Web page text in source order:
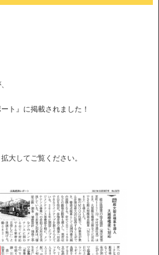
ト』に掲載されました！
大してご覧ください。